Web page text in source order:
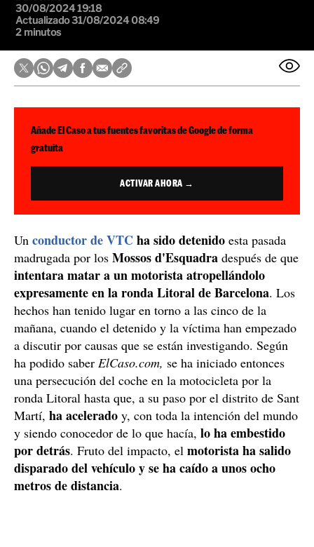
30/08/2024 19:18
Actualizado 31/08/2024 08:49
2 minutos
Añade El Caso a tus fuentes favoritas de Google de forma
gratuita
ACTIVAR AHORA →
Un conductor de VTCha sido detenido esta pasada
madrugada por los Mossos d'Esquadra después de que
intentara matar a un motorista atropellándolo
expresamente en la ronda Litoral de Barcelona. Los
hechos han tenido lugar en torno a las cinco de la
mañana, cuando el detenido y la víctima han empezado
a discutir por causas que se están investigando. Según
ha podido saber ElCaso.com, se ha iniciado entonces
una persecución del coche en la motocicleta por la
ronda Litoral hasta que, a su paso por el distrito de Sant
Martí, ha acelerado y, con toda la intención del mundo
y siendo conocedor de lo que hacía, lo ha embestido
por detrás. Fruto del impacto, el motorista ha salido
disparado del vehículo y se ha caído a unos ocho
metros de distancia.